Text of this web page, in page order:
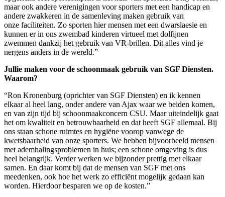
maar ook andere verenigingen voor sporters met een handicap en
andere zwakkeren in de samenleving maken gebruik van
onze faciliteiten. Zo sporten hier mensen met een dwarslaesie en
kunnen er in ons zwembad kinderen virtueel met dolfijnen
zwemmen dankzij het gebruik van VR-brillen. Dit alles vind je
nergens anders in de wereld.”
Jullie maken voor de schoonmaak gebruik van SGF Diensten.
Waarom?
“Ron Kronenburg (oprichter van SGF Diensten) en ik kennen
elkaar al heel lang, onder andere van Ajax waar we beiden komen,
en van zijn tijd bij schoonmaakconcern CSU. Maar uiteindelijk gaat
het om kwaliteit en betrouwbaarheid en dat heeft SGF allemaal. Bij
ons staan schone ruimtes en hygiëne voorop vanwege de
kwetsbaarheid van onze sporters. We hebben bijvoorbeeld mensen
met ademhalingsproblemen in huis; een schone omgeving is dus
heel belangrijk. Verder werken we bijzonder prettig met elkaar
samen. En daar komt bij dat de mensen van SGF met ons
meedenken, ook hoe het werk zo efficiënt mogelijk gedaan kan
worden. Hierdoor besparen we op de kosten.”